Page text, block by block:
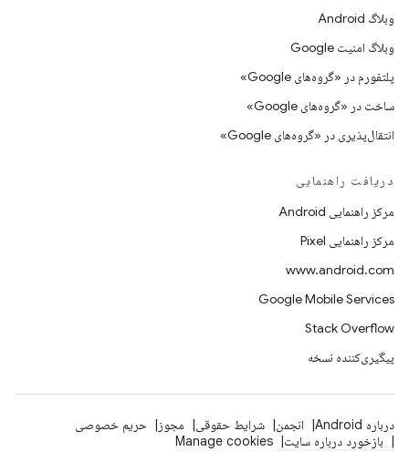
وبلاگ Android
وبلاگ امنیت Google
پلتفورم در «گروه‌های Google»
ساخت در «گروه‌های Google»
انتقال‌پذیری در «گروه‌های Google»
دریافت راهنمایی
مرکز راهنمایی Android
مرکز راهنمایی Pixel
www.android.com
Google Mobile Services
Stack Overflow
پیگیری‌کننده نسخه
درباره Android انجمن شرایط حقوقی مجوز
حریم خصوصی
بازخورد درباره سایت
Manage cookies